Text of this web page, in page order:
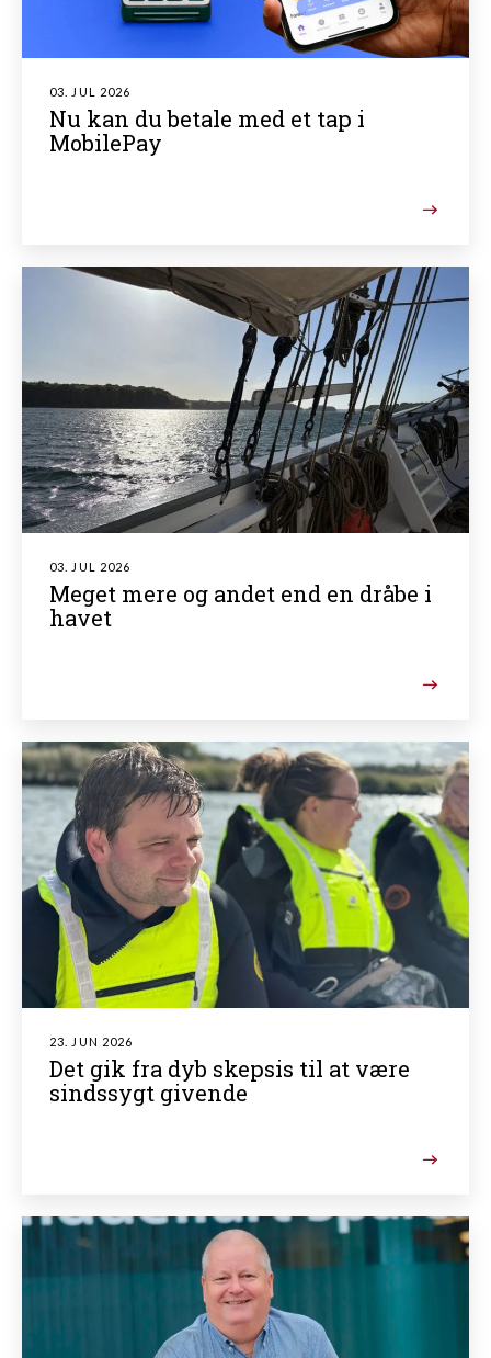
03. JUL 2026
Nu kan du betale med et tap i
MobilePay
03. JUL 2026
Meget mere og andet end en dråbe i
havet
23. JUN 2026
Det gik fra dyb skepsis til at være
sindssygt givende